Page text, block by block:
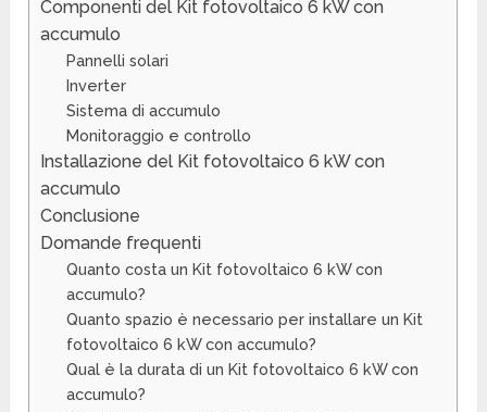
Componenti del Kit fotovoltaico 6 kW con
accumulo
Pannelli solari
Inverter
Sistema di accumulo
Monitoraggio e controllo
Installazione del Kit fotovoltaico 6 kW con
accumulo
Conclusione
Domande frequenti
Quanto costa un Kit fotovoltaico 6 kW con
accumulo?
Quanto spazio è necessario per installare un Kit
fotovoltaico 6 kW con accumulo?
Qual è la durata di un Kit fotovoltaico 6 kW con
accumulo?